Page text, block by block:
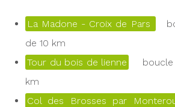
La Madone - Croix de Pars
de 10 km
Tour du bois de lienne
boucle
km
Col des Brosses par